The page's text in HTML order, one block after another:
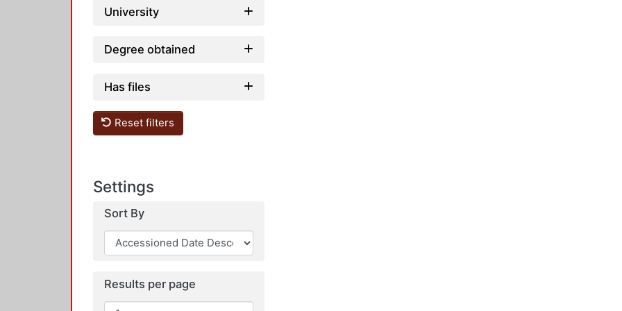
University
Degree obtained
Has files
Reset filters
Settings
Sort By
Results per page